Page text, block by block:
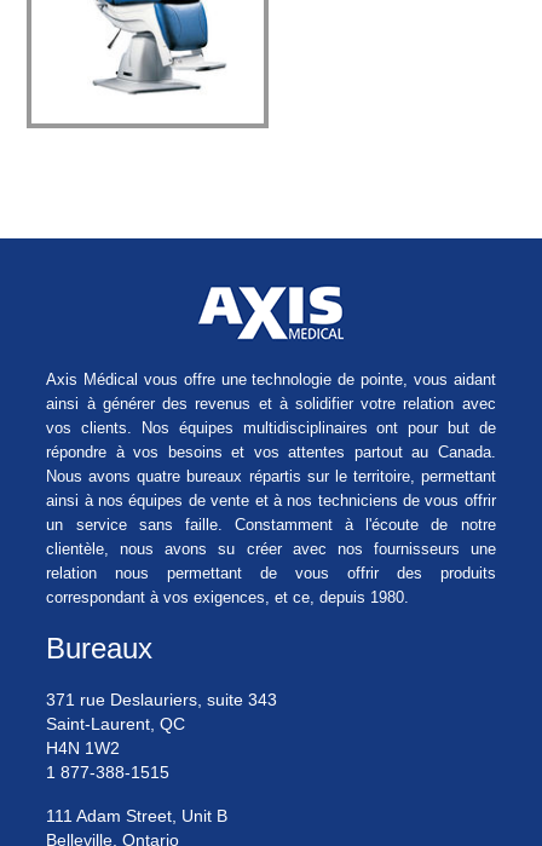
Axis Médical vous offre une technologie de pointe, vous aidant
ainsi à générer des revenus et à solidifier votre relation avec
vos clients. Nos équipes multidisciplinaires ont pour but de
répondre à vos besoins et vos attentes partout au Canada.
Nous avons quatre bureaux répartis sur le territoire, permettant
ainsi à nos équipes de vente et à nos techniciens de vous offrir
un service sans faille. Constamment à l'écoute de notre
clientèle, nous avons su créer avec nos fournisseurs une
relation nous permettant de vous offrir des produits
correspondant à vos exigences, et ce, depuis 1980.
Bureaux
371 rue Deslauriers, suite 343
Saint-Laurent, QC
H4N 1W2
1 877-388-1515
111 Adam Street, Unit B
Belleville, Ontario